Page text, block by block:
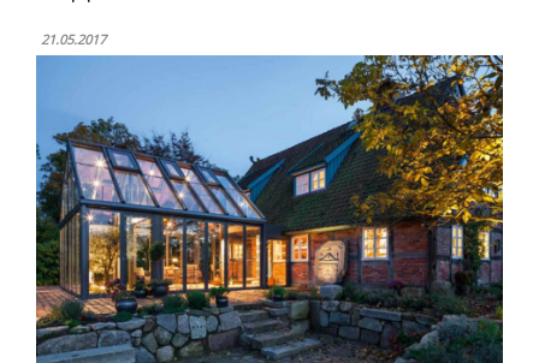
21.05.2017